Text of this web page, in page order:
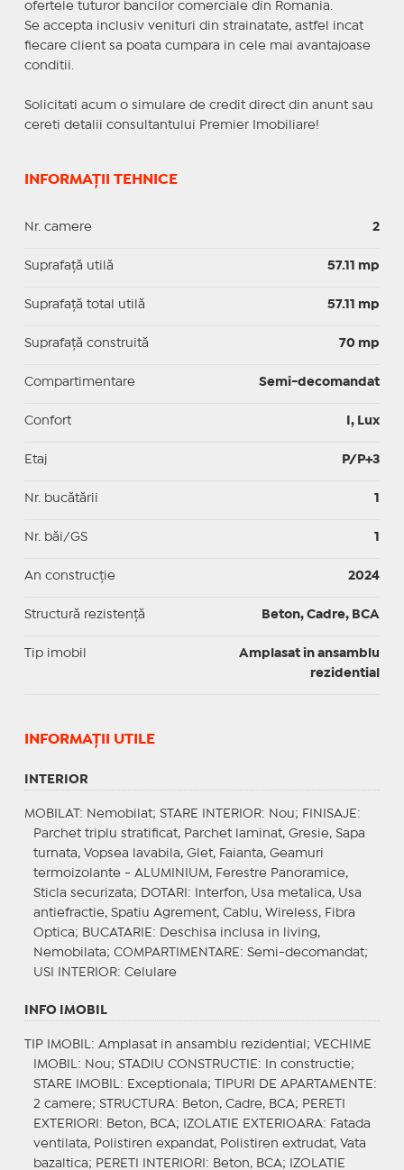
ofertele tuturor bancilor comerciale din Romania.
Se accepta inclusiv venituri din strainatate, astfel incat
fiecare client sa poata cumpara in cele mai avantajoase
conditii.
Solicitati acum o simulare de credit direct din anunt sau
cereti detalii consultantului Premier Imobiliare!
INFORMAȚII TEHNICE
Nr. camere 2
Suprafaţă utilă 57.11 mp
Suprafaţă total utilă 57.11 mp
Suprafaţă construită 70 mp
Compartimentare Semi-decomandat
Confort I, Lux
Etaj P/P+3
Nr. bucătării 1
Nr. băi/GS 1
An construcție 2024
Structură rezistență Beton, Cadre, BCA
Tip imobil
Amplasat in ansamblu
rezidential
INFORMAŢII UTILE
INTERIOR
MOBILAT : Nemobilat; STARE INTERIOR: Nou; FINISAJE :
Parchet triplu stratificat, Parchet laminat, Gresie, Sapa
turnata, Vopsea lavabila, Glet, Faianta, Geamuri
termoizolante - ALUMINIUM, Ferestre Panoramice,
Sticla securizata;
DOTARI : Interfon, Usa metalica, Usa
antiefractie, Spatiu Agrement, Cablu, Wireless, Fibra
Optica; BUCATARIE : Deschisa inclusa in living,
Nemobilata; COMPARTIMENTARE : Semi-decomandat;
USI INTERIOR: Celulare
INFO IMOBIL
TIP IMOBIL : Amplasat in ansamblu rezidential; VECHIME
IMOBIL : Nou; STADIU CONSTRUCTIE : In constructie;
STARE IMOBIL : Exceptionala; TIPURI DE APARTAMENTE :
2 camere; STRUCTURA: Beton, Cadre, BCA; PERETI
EXTERIORI : Beton, BCA; IZOLATIE EXTERIOARA: Fatada
ventilata, Polistiren expandat, Polistiren extrudat, Vata
bazaltica; PERETI INTERIORI : Beton, BCA;
IZOLATIE